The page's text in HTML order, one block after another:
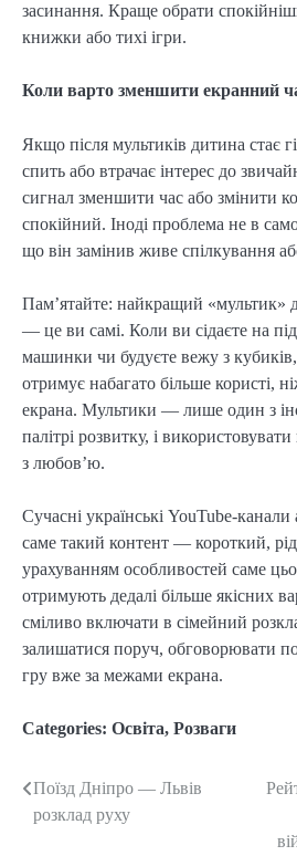
засинання. Краще обрати
книжки або тихі ігри.
Коли варто зменшити екранний
Якщо після мультиків дитина стає
спить або втрачає інтерес до
сигнал зменшити час або змінити
спокійний. Іноді проблема не в
що він замінив живе спілкування
Пам’ятайте: найкращий «мультик»
— це ви самі. Коли ви сідаєте на
машинки чи будуєте вежу з
отримує набагато більше користі,
екрана. Мультики — лише один з
палітрі розвитку, і
з любов’ю.
Сучасні українські YouTube-
саме такий контент — короткий,
урахуванням особливостей саме
отримують дедалі більше якісних
сміливо включати в сімейний
залишатися поруч, обговорювати
гру вже за межами екрана.
Categories: Освіта, Розваги
Post
navigation
Поїзд Дніпро — Львів
розклад руху